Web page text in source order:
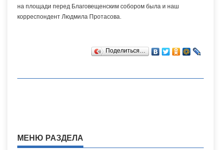
на площади перед Благовещенским собором была и наш
корреспондент Людмила Протасова.
Поделиться…
МЕНЮ РАЗДЕЛА